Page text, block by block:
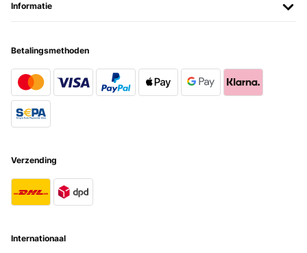
Informatie
Betalingsmethoden
Verzending
Internationaal